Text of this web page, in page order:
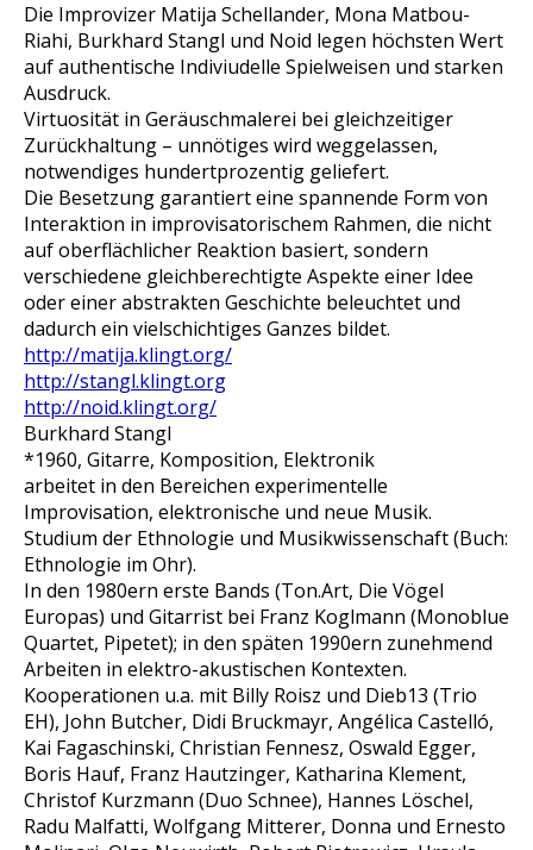
Die Improvizer Matija Schellander, Mona Matbou-
Riahi, Burkhard Stangl und Noid legen höchsten Wert
auf authentische Indiviudelle Spielweisen und starken
Ausdruck.
Virtuosität in Geräuschmalerei bei gleichzeitiger
Zurückhaltung – unnötiges wird weggelassen,
notwendiges hundertprozentig geliefert.
Die Besetzung garantiert eine spannende Form von
Interaktion in improvisatorischem Rahmen, die nicht
auf oberflächlicher Reaktion basiert, sondern
verschiedene gleichberechtigte Aspekte einer Idee
oder einer abstrakten Geschichte beleuchtet und
dadurch ein vielschichtiges Ganzes bildet.
http://matija.klingt.org/
http://stangl.klingt.org
http://noid.klingt.org/
Burkhard Stangl
*1960, Gitarre, Komposition, Elektronik
arbeitet in den Bereichen experimentelle
Improvisation, elektronische und neue Musik.
Studium der Ethnologie und Musikwissenschaft (Buch:
Ethnologie im Ohr).
In den 1980ern erste Bands (Ton.Art, Die Vögel
Europas) und Gitarrist bei Franz Koglmann (Monoblue
Quartet, Pipetet); in den späten 1990ern zunehmend
Arbeiten in elektro-akustischen Kontexten.
Kooperationen u.a. mit Billy Roisz und Dieb13 (Trio
EH), John Butcher, Didi Bruckmayr, Angélica Castelló,
Kai Fagaschinski, Christian Fennesz, Oswald Egger,
Boris Hauf, Franz Hautzinger, Katharina Klement,
Christof Kurzmann (Duo Schnee), Hannes Löschel,
Radu Malfatti, Wolfgang Mitterer, Donna und Ernesto